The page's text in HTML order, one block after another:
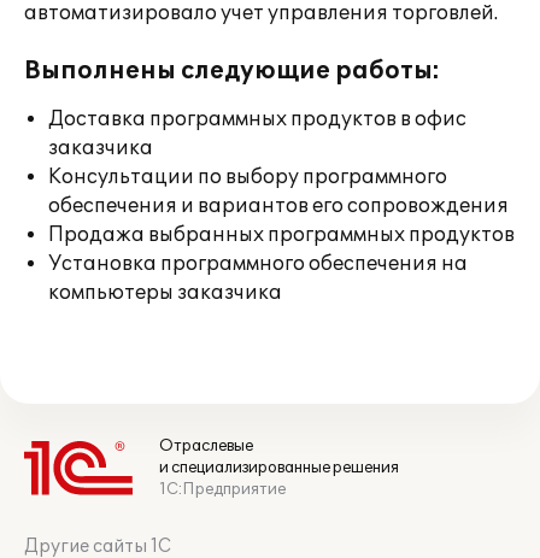
автоматизировало учет управления торговлей.
Выполнены следующие работы:
Доставка программных продуктов в офис
заказчика
Консультации по выбору программного
обеспечения и вариантов его сопровождения
Продажа выбранных программных продуктов
Установка программного обеспечения на
компьютеры заказчика
Отраслевые
и специализированные решения
1С:Предприятие
Другие сайты 1С